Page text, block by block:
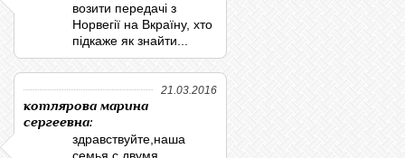
возити передачі з
Норвегії на Вкраїну, хто
підкаже як знайти...
21.03.2016
котлярова марина
сергеевна:
здравствуйте,наша